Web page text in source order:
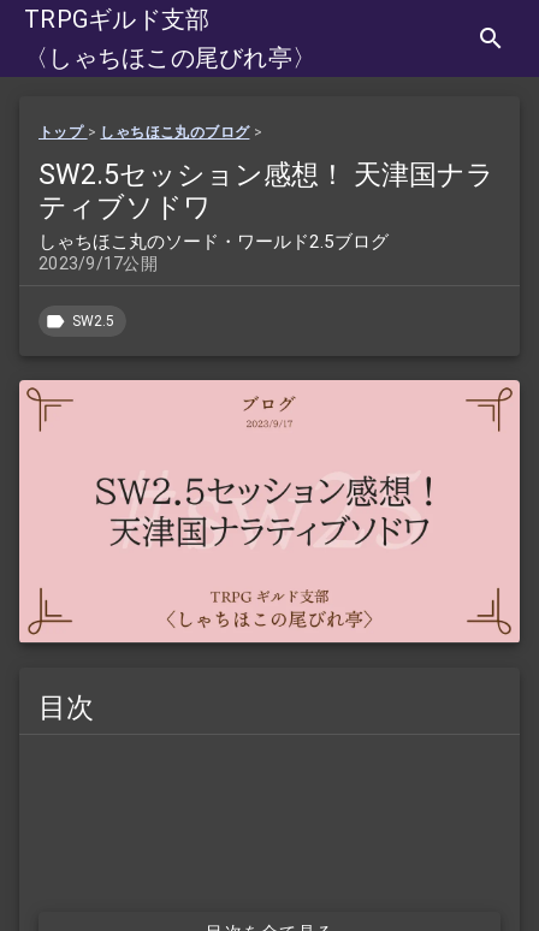
TRPGギルド支部
〈しゃちほこの尾びれ亭〉
トップ > しゃちほこ丸のブログ>
SW2.5セッション感想！ 天津国ナラ
ティブソドワ
しゃちほこ丸のソード・ワールド2.5ブログ
2023/9/17公開
SW2.5
目次